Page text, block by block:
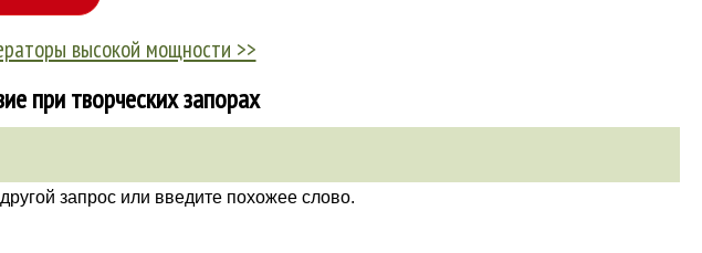
высокой мощности >>
при творческих запорах
запрос или введите похожее слово.